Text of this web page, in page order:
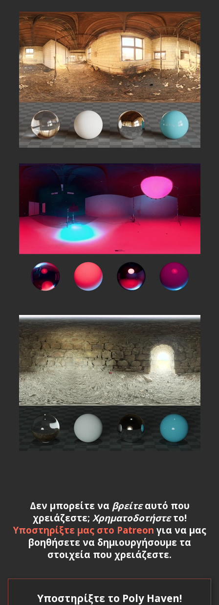
Δεν μπορείτε να βρείτεαυτό που
χρειάζεστε; Χρηματοδοτήστετο!
Υποστηρίξτε μας στο Patreon για να μας
βοηθήσετε να δημιουργήσουμε τα
στοιχεία που χρειάζεστε.
Υποστηρίξτε το Poly Haven!